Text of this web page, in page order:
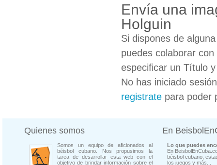
Envía una
Holguin
Si dispones de
puedes colaborar
especificar un Título
No has iniciado
registrate para poder
Quienes somos
Somos un equipo de aficionados al
béisbol cubano. Nos propusimos la
tarea de desarrollar esta web con el
objetivo de brindar información sobre el
En
Lo que puedes
En
béisbol cubano,
los juegos y más...